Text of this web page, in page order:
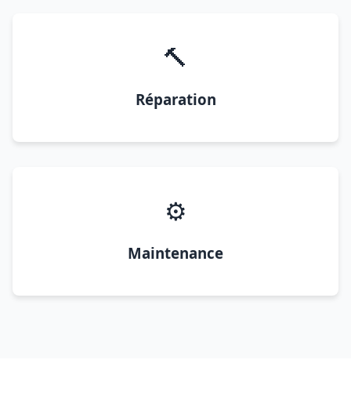
🔨
Réparation
⚙️
Maintenance